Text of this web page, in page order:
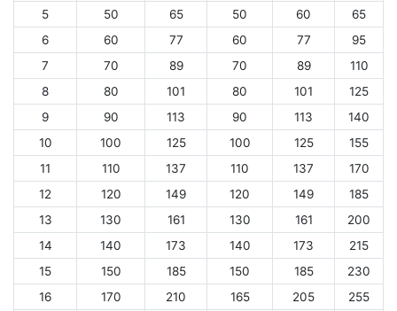
5
50 65 50 60
65
6
60 77 60 77
95
7
70 89 70 89
110
8
80 101 80 101
125
9
90 113 90 113
140
10
100 125 100 125
155
11
110 137 110 137
170
12
120 149 120 149
185
13
130 161 130 161
200
14
140 173 140 173
215
15
150 185 150 185
230
16
170 210 165 205 255